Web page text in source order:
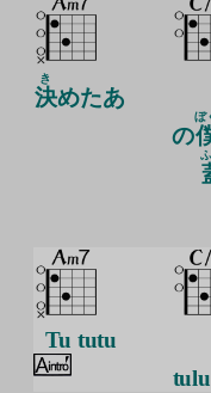
決
き
めたあ
の
ぼ
Tu tutu